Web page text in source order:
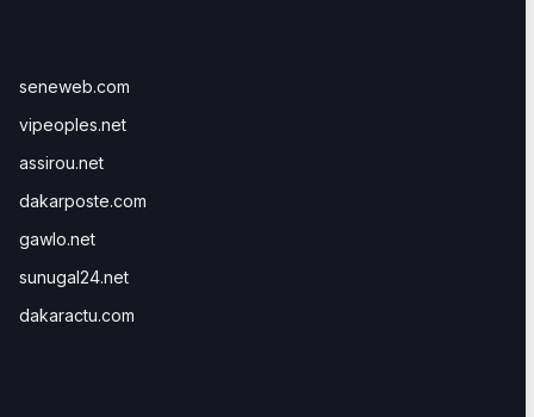
seneweb.com
vipeoples.net
assirou.net
dakarposte.com
gawlo.net
sunugal24.net
dakaractu.com